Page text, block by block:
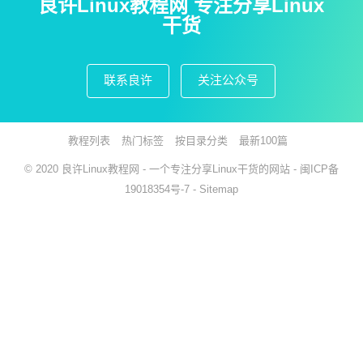
良许Linux教程网 专注分享Linux
干货
联系良许 关注公众号
教程列表 热门标签 按目录分类 最新100篇
© 2020 良许Linux教程网 - 一个专注分享Linux干货的网站 - 闽ICP备
19018354号-7 - Sitemap